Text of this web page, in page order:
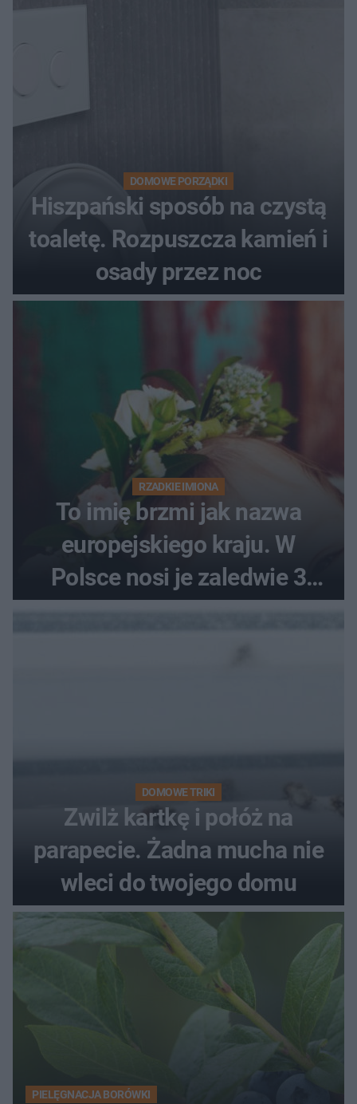
DOMOWE PORZĄDKI
Hiszpański sposób na czystą
toaletę. Rozpuszcza kamień i
osady przez noc
RZADKIE IMIONA
To imię brzmi jak nazwa
europejskiego kraju. W
Polsce nosi je zaledwie 3
DOMOWE TRIKI
Zwilż kartkę i połóż na
parapecie. Żadna mucha nie
wleci do twojego domu
PIELĘGNACJA BORÓWKI